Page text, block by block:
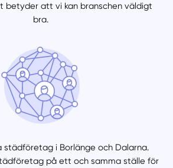
betyder att vi kan branschen väldigt
bra.
städföretag i Borlänge och Dalarna.
på ett och samma ställe för